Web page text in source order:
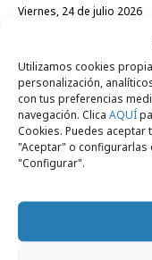
Utilizamos cookies
personalización,
con tus preferencias
navegación. Clica AQUÍ
Cookies. Puedes
"Aceptar" o
"Configurar".
viernes, 24 de julio 2026
César García,
nuevo capítulo
Campañas